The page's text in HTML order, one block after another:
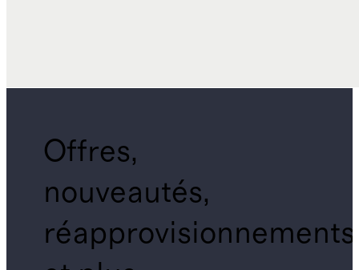
Offres,
nouveautés,
réapprovisionnements